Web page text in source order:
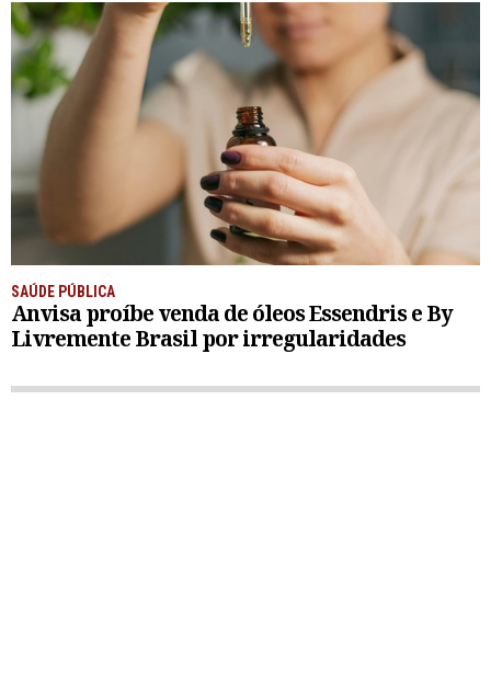
SAÚDE PÚBLICA
Anvisa proíbe venda de óleos Essendris e By
Livremente Brasil por irregularidades